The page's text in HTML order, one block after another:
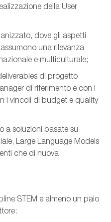
della User
dove gli aspetti
una rilevanza
e multiculturale;
di progetto
di riferimento e con i
i vincoli di budget e quality
a soluzioni basate su
Large Language Models
che di nuova
STEM e almeno un paio